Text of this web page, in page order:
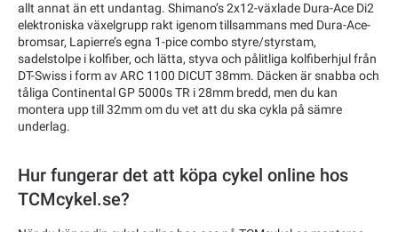
allt annat än ett undantag. Shimano’s 2x12-växlade Dura-Ace Di2
elektroniska växelgrupp rakt igenom tillsammans med Dura-Ace-
bromsar, Lapierre’s egna 1-pice combo styre/styrstam,
sadelstolpe i kolfiber, och lätta, styva och pålitliga kolfiberhjul från
DT-Swiss i form av ARC 1100 DICUT 38mm. Däcken är snabba och
tåliga Continental GP 5000s TR i 28mm bredd, men du kan
montera upp till 32mm om du vet att du ska cykla på sämre
underlag.
Hur fungerar det att köpa cykel online hos
TCMcykel.se?